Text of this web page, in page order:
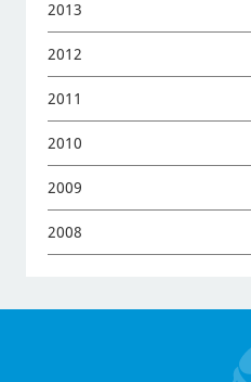
2013
2012
2011
2010
2009
2008